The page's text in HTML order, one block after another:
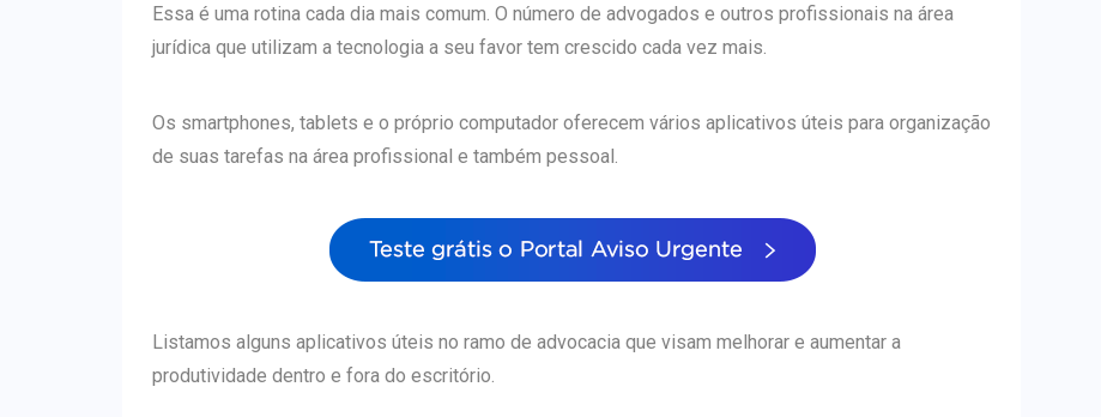
Essa é uma rotina cada dia mais comum. O número de advogados e outros profissionais na área
jurídica que utilizam a tecnologia a seu favor tem crescido cada vez mais.
Os smartphones, tablets e o próprio computador oferecem vários aplicativos úteis para organização
de suas tarefas na área profissional e também pessoal.
Listamos alguns aplicativos úteis no ramo de advocacia que visam melhorar e aumentar a
produtividade dentro e fora do escritório.